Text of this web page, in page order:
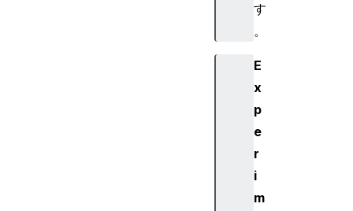
す
。
E
x
p
e
r
i
m